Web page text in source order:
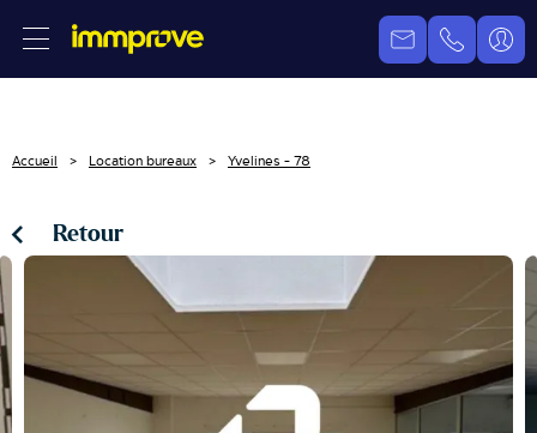
Accueil Location bureaux Yvelines - 78
Retour